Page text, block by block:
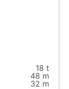
18 t
48 m
32 m